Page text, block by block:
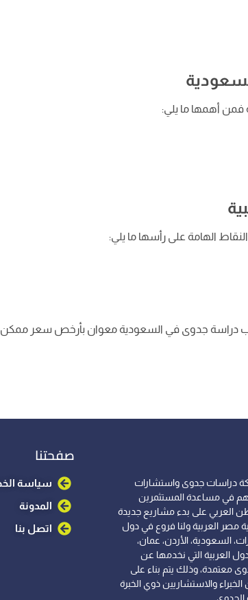
فمن أهمها ما يلي:
الهامة على رأسها ما يلي:
دراسة جدوى في السعودية معوان بأرخص سعر
دراسات جدوى واستشارات
في مساعدة المستثمرين
العربي على بدء مشاريع جديدة
مصر العربية ولنا فروع في دول
السعودية، الأردن، عمان،
العربية التي نخدمها عن
معتمدة، وذلك يتم بناء على
والاستشاريين ذوي الخبرة
صفحتنا
سياسة
المدونة
اتصل بنا